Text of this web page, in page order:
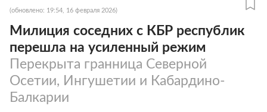
(обновлено: 19:54, 16 февраля 2026)
Милиция соседних с КБР республик
перешла на усиленный режим
Перекрыта гранница Северной
Осетии, Ингушетии и Кабардино-
Балкарии